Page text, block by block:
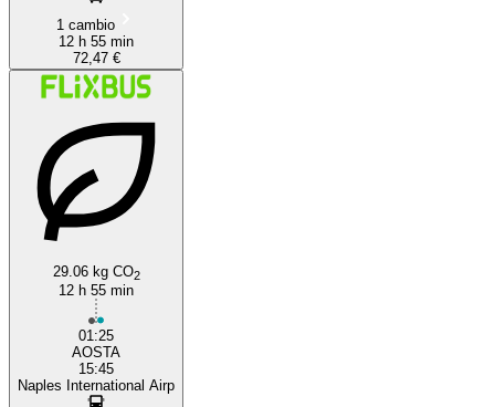
1 cambio
12 h 55 min
72,47 €
29.06 kg CO2
12 h 55 min
01:25
AOSTA
15:45
Naples International Airp